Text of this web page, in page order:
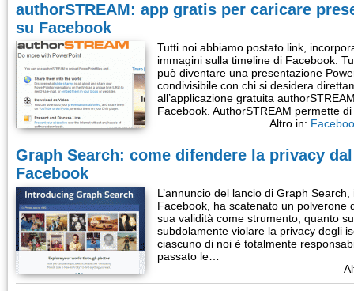
authorSTREAM: app gratis per caricare
su Facebook
Tutti noi abbiamo postato link,
immagini sulla timeline di Facebook.
può diventare una presentazione
condivisibile con chi si desidera
all’applicazione gratuita
Facebook. AuthorSTREAM permette
Altro in:
Graph Search: come difendere la privacy
Facebook
L’annuncio del lancio di Graph
Facebook, ha scatenato un polverone
sua validità come strumento, quanto
subdolamente violare la privacy degli
ciascuno di noi è totalmente
passato le…